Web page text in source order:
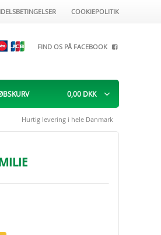
COOKIEPOLITIK
FIND OS PÅ FACEBOOK
0,00 DKK
Hurtig levering i hele Danmark